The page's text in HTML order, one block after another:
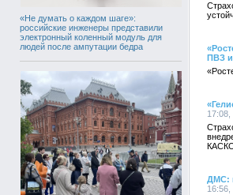
«Не думать о каждом шаге»:
российские инженеры представили
электронный коленный модуль для
людей после ампутации бедра
ПВЗ
17:08,
КАСКО
ДМС:
16:56,